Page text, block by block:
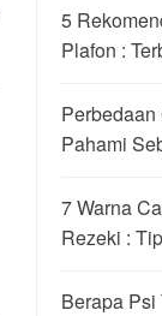
5
Plafon :
Perbedaan
Pahami
7 Warna
Rezeki :
Berapa Psi